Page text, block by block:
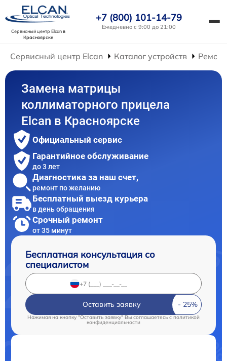
Сервисный центр Elcanв
Красноярске
+7 (800) 101-14-79
Ежедневно с 9:00 до 21:00
Сервисный центр Elcan Каталог устройств
Замена матрицы
коллиматорного прицела
Elcan в Красноярске
Официальный сервис
Гарантийное обслуживание
до 3 лет
Диагностика за наш счет,
ремонт по желанию
Бесплатный выезд курьера
в день обращения
Срочный ремонт
от 35 минут
Бесплатная консультация со
специалистом
Оставить заявку
Нажимая на кнопку "Оставить заявку" Вы соглашаетесь c политикой
конфиденциальности